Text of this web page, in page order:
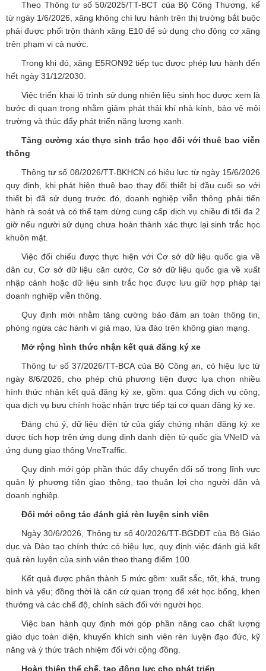
Theo Thông tư số 50/2025/TT-BCT của Bộ Công Thương, kể
từ ngày 1/6/2026, xăng không chì lưu hành trên thị trường bắt buộc
phải được phối trộn thành xăng E10 để sử dụng cho động cơ xăng
trên phạm vi cả nước.
Trong khi đó, xăng E5RON92 tiếp tục được phép lưu hành đến
hết ngày 31/12/2030.
Việc triển khai lộ trình sử dụng nhiên liệu sinh học được xem là
bước đi quan trọng nhằm giảm phát thải khí nhà kính, bảo vệ môi
trường và thúc đẩy phát triển năng lượng xanh.
Tăng cường xác thực sinh trắc học đối với thuê bao viễn
thông
Thông tư số 08/2026/TT-BKHCN có hiệu lực từ ngày 15/6/2026
quy định, khi phát hiện thuê bao thay đổi thiết bị đầu cuối so với
thiết bị đã sử dụng trước đó, doanh nghiệp viễn thông phải tiến
hành rà soát và có thể tạm dừng cung cấp dịch vụ chiều đi tối đa 2
giờ nếu người sử dụng chưa hoàn thành xác thực lại sinh trắc học
khuôn mặt.
Việc đối chiếu được thực hiện với Cơ sở dữ liệu quốc gia về
dân cư, Cơ sở dữ liệu căn cước, Cơ sở dữ liệu quốc gia về xuất
nhập cảnh hoặc dữ liệu sinh trắc học được lưu giữ hợp pháp tại
doanh nghiệp viễn thông.
Quy định mới nhằm tăng cường bảo đảm an toàn thông tin,
phòng ngừa các hành vi giả mạo, lừa đảo trên không gian mạng.
Mở rộng hình thức nhận kết quả đăng ký xe
Thông tư số 37/2026/TT-BCA của Bộ Công an, có hiệu lực từ
ngày 8/6/2026, cho phép chủ phương tiện được lựa chọn nhiều
hình thức nhận kết quả đăng ký xe, gồm: qua Cổng dịch vụ công,
qua dịch vụ bưu chính hoặc nhận trực tiếp tại cơ quan đăng ký xe.
Đáng chú ý, dữ liệu điện tử của giấy chứng nhận đăng ký xe
được tích hợp trên ứng dụng định danh điện tử quốc gia VNeID và
ứng dụng giao thông VneTraffic.
Quy định mới góp phần thúc đẩy chuyển đổi số trong lĩnh vực
quản lý phương tiện giao thông, tạo thuận lợi cho người dân và
doanh nghiệp.
Đổi mới công tác đánh giá rèn luyện sinh viên
Ngày 30/6/2026, Thông tư số 40/2026/TT-BGDĐT của Bộ Giáo
dục và Đào tạo chính thức có hiệu lực, quy định việc đánh giá kết
quả rèn luyện của sinh viên theo thang điểm 100.
Kết quả được phân thành 5 mức gồm: xuất sắc, tốt, khá, trung
bình và yếu; đồng thời là căn cứ quan trọng để xét học bổng, khen
thưởng và các chế độ, chính sách đối với người học.
Việc ban hành quy định mới góp phần nâng cao chất lượng
giáo dục toàn diện, khuyến khích sinh viên rèn luyện đạo đức, kỹ
năng và ý thức trách nhiệm đối với cộng đồng.
Hoàn thiện thể chế, tạo động lực cho phát triển